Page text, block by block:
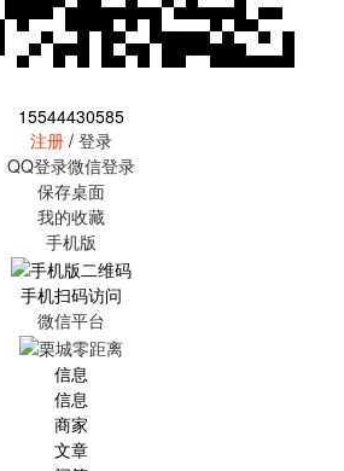
15544430585
注册 / 登录
QQ登录微信登录
保存桌面
我的收藏
手机版
手机扫码访问
微信平台
信息
信息
商家
文章